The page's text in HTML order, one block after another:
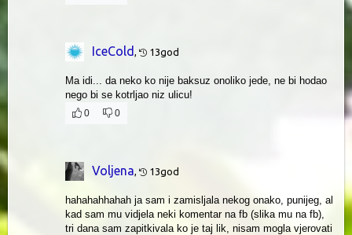
IceCold , 13god
Ma idi... da neko ko nije baksuz onoliko jede, ne bi hodao
nego bi se kotrljao niz ulicu!
0 0
Voljena, 13god
hahahahhahah ja sam i zamisljala nekog onako, punijeg, al
kad sam mu vidjela neki komentar na fb (slika mu na fb),
tri dana sam zapitkivala ko je taj lik, nisam mogla vjerovati